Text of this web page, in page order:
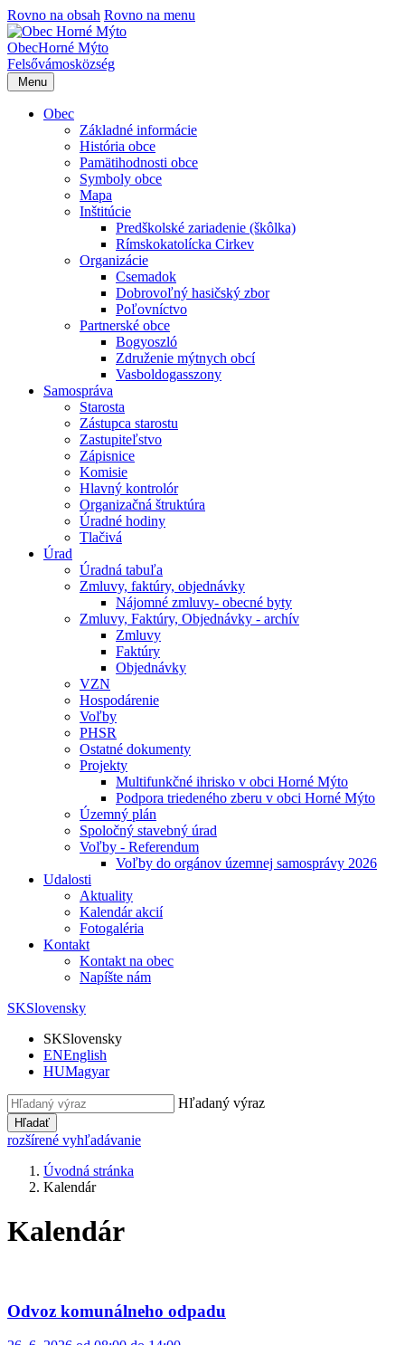
Rovno na obsah Rovno na menu
ObecHorné Mýto
Felsővámosközség
Menu
Obec
Základné informácie
História obce
Pamätihodnosti obce
Symboly obce
Mapa
Inštitúcie
Predškolské zariadenie (škôlka)
Rímskokatolícka Cirkev
Organizácie
Csemadok
Dobrovoľný hasičský zbor
Poľovníctvo
Partnerské obce
Bogyoszló
Združenie mýtnych obcí
Vasboldogasszony
Samospráva
Starosta
Zástupca starostu
Zastupiteľstvo
Zápisnice
Komisie
Hlavný kontrolór
Organizačná štruktúra
Úradné hodiny
Tlačivá
Úrad
Úradná tabuľa
Zmluvy, faktúry, objednávky
Nájomné zmluvy- obecné byty
Zmluvy, Faktúry, Objednávky - archív
Zmluvy
Faktúry
Objednávky
VZN
Hospodárenie
Voľby
PHSR
Ostatné dokumenty
Projekty
Multifunkčné ihrisko v obci Horné Mýto
Podpora triedeného zberu v obci Horné Mýto
Územný plán
Spoločný stavebný úrad
Voľby - Referendum
Voľby do orgánov územnej samosprávy 2026
Udalosti
Aktuality
Kalendár akcií
Fotogaléria
Kontakt
Kontakt na obec
Napíšte nám
SKSlovensky
SKSlovensky
ENEnglish
HUMagyar
Hľadaný výraz
Hľadať
rozšírené vyhľadávanie
Úvodná stránka
Kalendár
Kalendár
Odvoz komunálneho odpadu